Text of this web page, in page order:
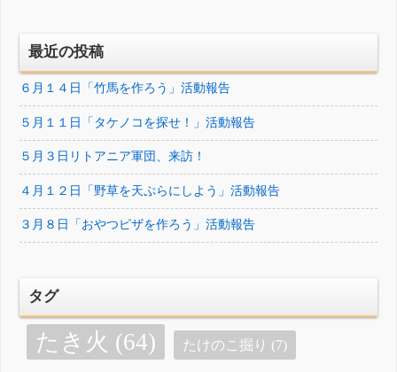
最近の投稿
６月１４日「竹馬を作ろう」活動報告
５月１１日「タケノコを探せ！」活動報告
５月３日リトアニア軍団、来訪！
４月１２日「野草を天ぷらにしよう」活動報告
３月８日「おやつピザを作ろう」活動報告
タグ
たき火 (64) たけのこ掘り (7)